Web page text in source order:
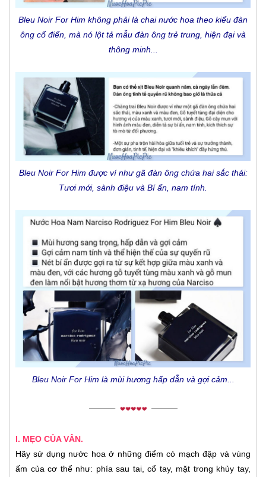
Bleu Noir For Him không phải là chai nước hoa theo kiểu đàn
ông cổ điển, mà nó lột tả mẫu đàn ông trẻ trung, hiện đại và
thông minh...
Bleu Noir For Him được ví như gã đàn ông chứa hai sắc thái:
Tươi mới, sành điệu và Bí ẩn, nam tính.
Bleu Noir For Him là mùi hương hấp dẫn và gợi cảm...
I. MẸO CỦA VÂN.
Hãy sử dụng nước hoa ở những điểm có mạch đập và vùng
ấm của cơ thể như: phía sau tai, cổ tay, mặt trong khủy tay,